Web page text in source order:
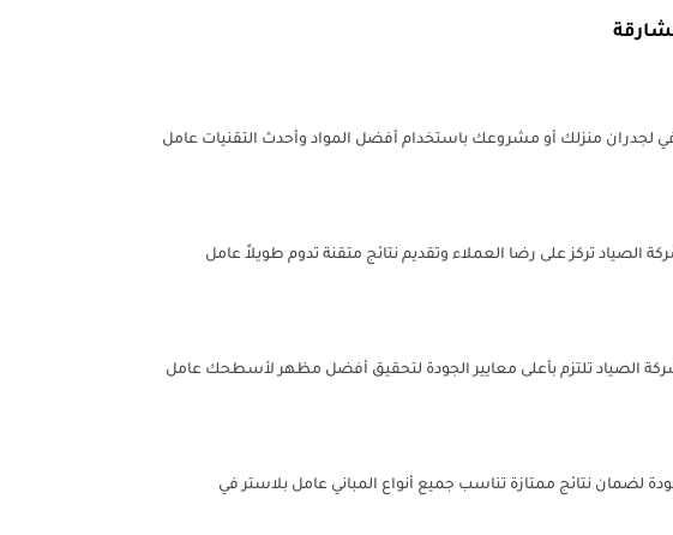
لجدران منزلك أو مشروعك باستخدام أفضل المواد وأحدث التقنيات عامل
تركز على رضا العملاء وتقديم نتائج متقنة تدوم طويلاً عامل
الصياد تلتزم بأعلى معايير الجودة لتحقيق أفضل مظهر لأسطحك عامل
لضمان نتائج ممتازة تناسب جميع أنواع المباني عامل بلاستر في